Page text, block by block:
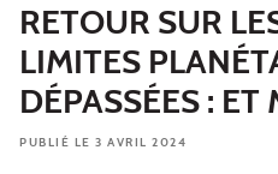
RETOUR SUR
LIMITES
DÉPASSÉES :
PUBLIÉ LE 3 AVRIL 2024